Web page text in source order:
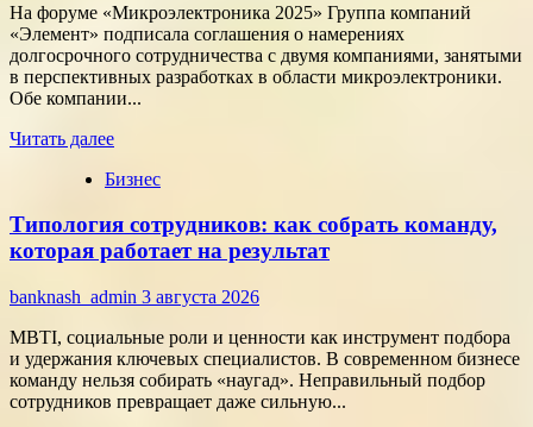
На форуме «Микроэлектроника 2025» Группа компаний
«Элемент» подписала соглашения о намерениях
долгосрочного сотрудничества с двумя компаниями, занятыми
в перспективных разработках в области микроэлектроники.
Обе компании...
Читать далееПрочитать
о
компаний
«Элемент»
развивает
сотрудничество
с
центрами
разработки
в
области
микроэлектроники
Бизнес
Типология сотрудников: как собрать команду,
которая работает на результат
banknash_admin 3 августа 2026
MBTI, социальные роли и ценности как инструмент подбора
и удержания ключевых специалистов. В современном бизнесе
команду нельзя собирать «наугад». Неправильный подбор
сотрудников превращает даже сильную...